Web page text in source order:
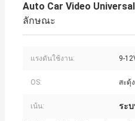
Auto Car Video
ลักษณะ
แรงดันใช้งาน: 9-
OS: สะดุ้
เน้น: ระ